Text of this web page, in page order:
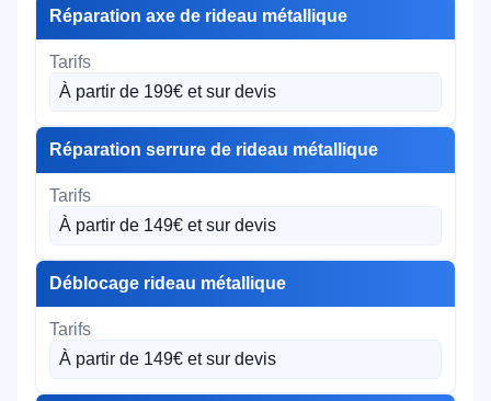
Réparation axe de rideau métallique
À partir de 199€ et sur devis
Réparation serrure de rideau métallique
À partir de 149€ et sur devis
Déblocage rideau métallique
À partir de 149€ et sur devis